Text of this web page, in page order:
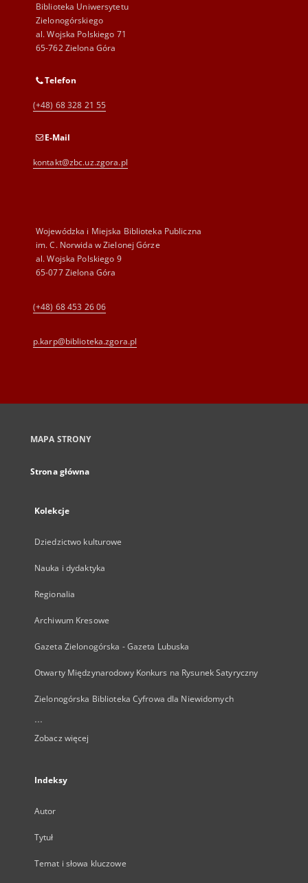
Biblioteka Uniwersytetu
Zielonogórskiego
al. Wojska Polskiego 71
65-762 Zielona Góra
Telefon
(+48) 68 328 21 55
E-Mail
kontakt@zbc.uz.zgora.pl
Wojewódzka i Miejska Biblioteka Publiczna
im. C. Norwida w Zielonej Górze
al. Wojska Polskiego 9
65-077 Zielona Góra
(+48) 68 453 26 06
p.karp@biblioteka.zgora.pl
MAPA STRONY
Strona główna
Kolekcje
Dziedzictwo kulturowe
Nauka i dydaktyka
Regionalia
Archiwum Kresowe
Gazeta Zielonogórska - Gazeta Lubuska
Otwarty Międzynarodowy Konkurs na Rysunek Satyryczny
Zielonogórska Biblioteka Cyfrowa dla Niewidomych
...
Zobacz więcej
Indeksy
Autor
Tytuł
Temat i słowa kluczowe